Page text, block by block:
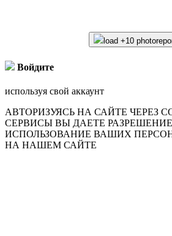
load +10
Войдите
используя свой аккаунт
АВТОРИЗУЯСЬ НА САЙТЕ ЧЕРЕЗ
СЕРВИСЫ ВЫ ДАЕТЕ
ИСПОЛЬЗОВАНИЕ ВАШИХ
НА НАШЕМ САЙТЕ